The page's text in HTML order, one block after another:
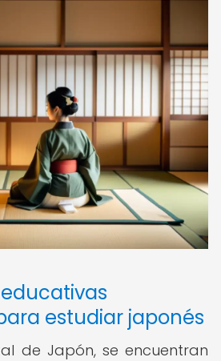
estudiar japonés
de Japón, se encuentran